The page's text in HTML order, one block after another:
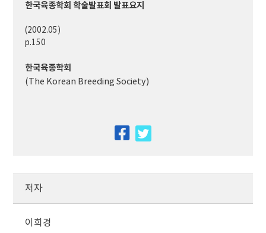
한국육종학회 학술발표회 발표요지
(2002.05)
p.150
한국육종학회
(The Korean Breeding Society)
facebook
저자
이희경